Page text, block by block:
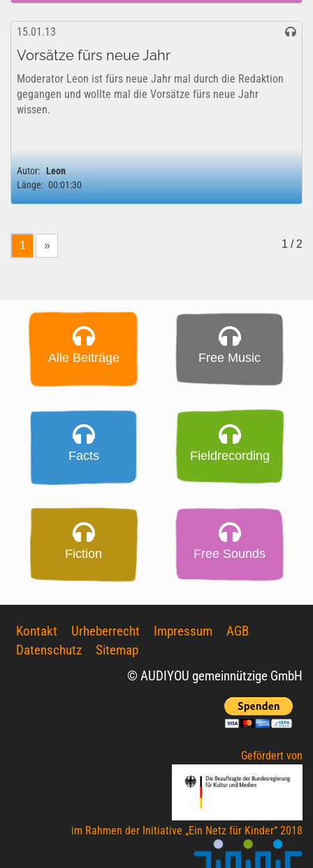
15.01.13
Vorsätze fürs neue Jahr
Moderator Leon ist fürs neue Jahr mal durch die Redaktion
gegangen und wollte mal die Vorsätze fürs neue Jahr
wissen.
Autor: Leon
Länge: 00:01:30
1 » 1 / 2
Alle Beiträge Free Music
Facts Fieldrecording
Fiction Free Sounds
Kontakt Urheberrecht Impressum
AGB
Datenschutz
Sitemap
© AUDIYOU gemeinnützige GmbH
Gefördert von
im Rahmen der Initiative „Ein Netz für Kinder“ 2018